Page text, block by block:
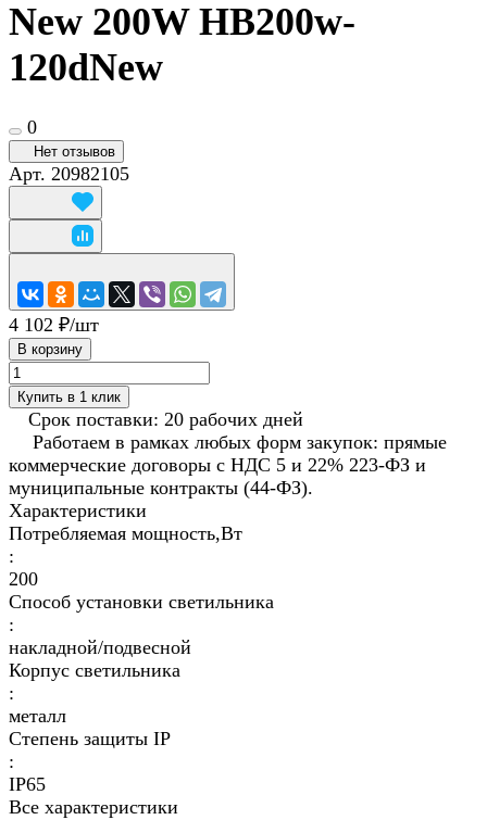
New 200W HB200w-
120dNew
0
Нет отзывов
Арт. 20982105
4 102 ₽/шт
В корзину
Купить в 1 клик
Срок поставки: 20 рабочих дней
Работаем в рамках любых форм закупок: прямые
коммерческие договоры с НДС 5 и 22% 223-ФЗ и
муниципальные контракты (44-ФЗ).
Характеристики
Потребляемая мощность,Вт
:
200
Способ установки светильника
:
накладной/подвесной
Корпус светильника
:
металл
Степень защиты IP
:
IP65
Все характеристики